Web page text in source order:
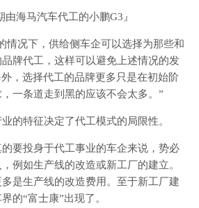
由海马汽车代工的小鹏G3』
情况下，供给侧车企可以选择为那些和
牌代工，这样可以避免上述情况的发
，选择代工的品牌更多只是在初始阶
一条道走到黑的应该不会太多。”
的特征决定了代工模式的局限性。
要投身于代工事业的车企来说，势必
例如生产线的改造或新工厂的建立。
是生产线的改造费用。至于新工厂建
的“富士康”出现了。